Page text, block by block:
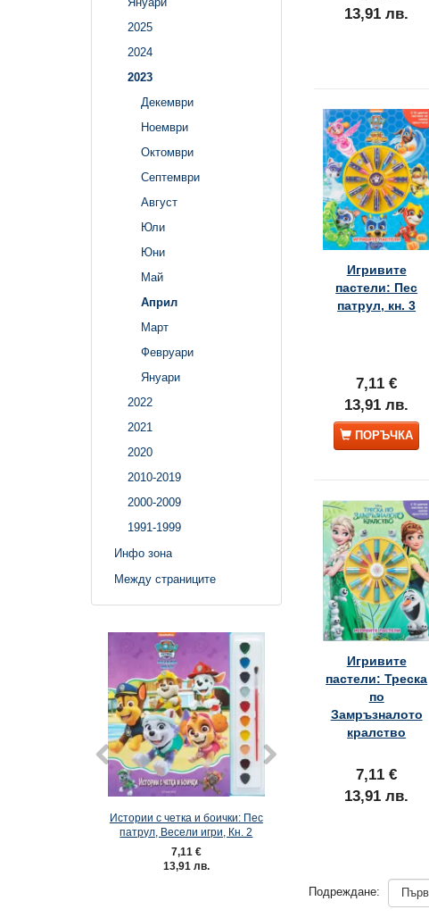
2025
2024
2023
Декември
Ноември
Октомври
Септември
Август
Юли
Юни
Май
Април
Март
Февруари
Януари
2022
2021
2020
2010-2019
2000-2009
1991-1999
Инфо зона
Между страниците
Истории с четка и боички: Пес
патрул, Весели игри, Кн. 2
7,11 €
13,91 лв.
13,91 лв.
Игривите
пастели: Пес
патрул, кн. 3
7,11 €
13,91 лв.
ПОРЪЧКА
Игривите
пастели: Треска
по
Замръзналото
кралство
7,11 €
13,91 лв.
Подреждане: